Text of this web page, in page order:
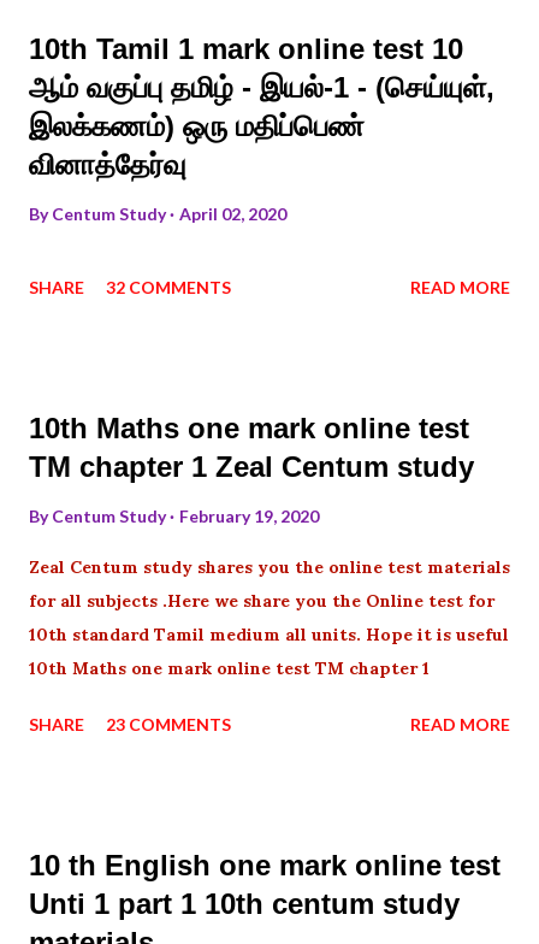
10th Tamil 1 mark online test 10
ஆம் வகுப்பு தமிழ் - இயல்-1 - (செய்யுள்,
இலக்கணம்) ஒரு மதிப்பெண்
வினாத்தேர்வு
ByCentum Study April 02, 2020
SHARE 32 COMMENTS READ MORE
10th Maths one mark online test
TM chapter 1 Zeal Centum study
ByCentum Study February 19, 2020
Zeal Centum study shares you the online test materials
for all subjects .Here we share you the Online test for
10th standard Tamil medium all units. Hope it is useful
10th Maths one mark online test TM chapter 1
SHARE 23 COMMENTS READ MORE
10 th English one mark online test
Unti 1 part 1 10th centum study